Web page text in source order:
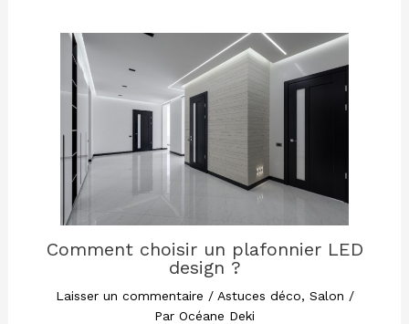
Comment choisir un plafonnier LED
design ?
Laisser un commentaire / Astuces déco, Salon /
Par Océane Deki